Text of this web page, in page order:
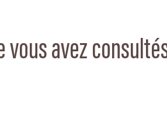
vous avez